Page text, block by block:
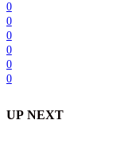
0
0
0
0
0
0
UP NEXT